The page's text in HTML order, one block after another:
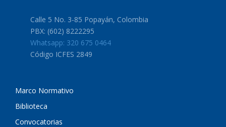
Calle 5 No. 3-85 Popayán, Colombia
PBX: (602) 8222295
Whatsapp: 320 675 0464
Código ICFES 2849
Marco Normativo
Biblioteca
Convocatorias